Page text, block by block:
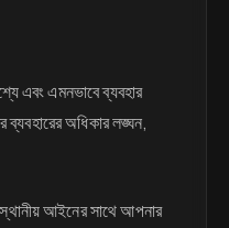
এবং এমনভাবে ব্যবহার
অধিকার লঙ্ঘন,
আইনের সাথে আপনার